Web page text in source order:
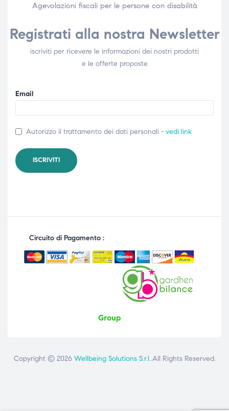
Agevolazioni fiscali per le persone con disabilità​
Registrati alla nostra Newsletter
iscriviti per ricevere le informazioni dei nostri prodotti
e le offerte proposte
Email
Autorizzo il trattamento dei dati personali - vedi link
Circuito di Pagamento :
Group
Copyright © 2026 Wellbeing Solutions S.r.l..All Rights Reserved.